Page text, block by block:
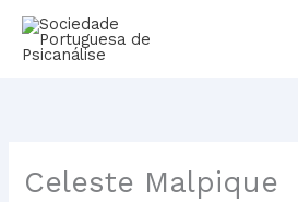
Skip
Celeste Malpique